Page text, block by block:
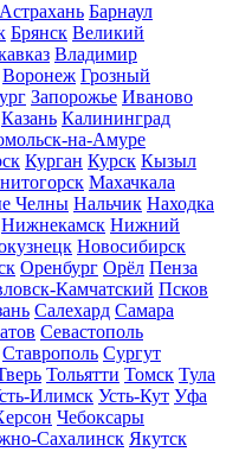
Астрахань Барнаул
Брянск Великий
Владимир
Воронеж Грозный
Запорожье Иваново
Казань Калининград
на-Амуре
Курган Курск Кызыл
Махачкала
Челны Нальчик Находка
Нижнекамск Нижний
Новосибирск
Оренбург Орёл Пенза
Камчатский Псков
Салехард Самара
Севастополь
Ставрополь Сургут
Тольятти Томск Тула
Илимск Усть-Кут Уфа
Чебоксары
Сахалинск Якутск